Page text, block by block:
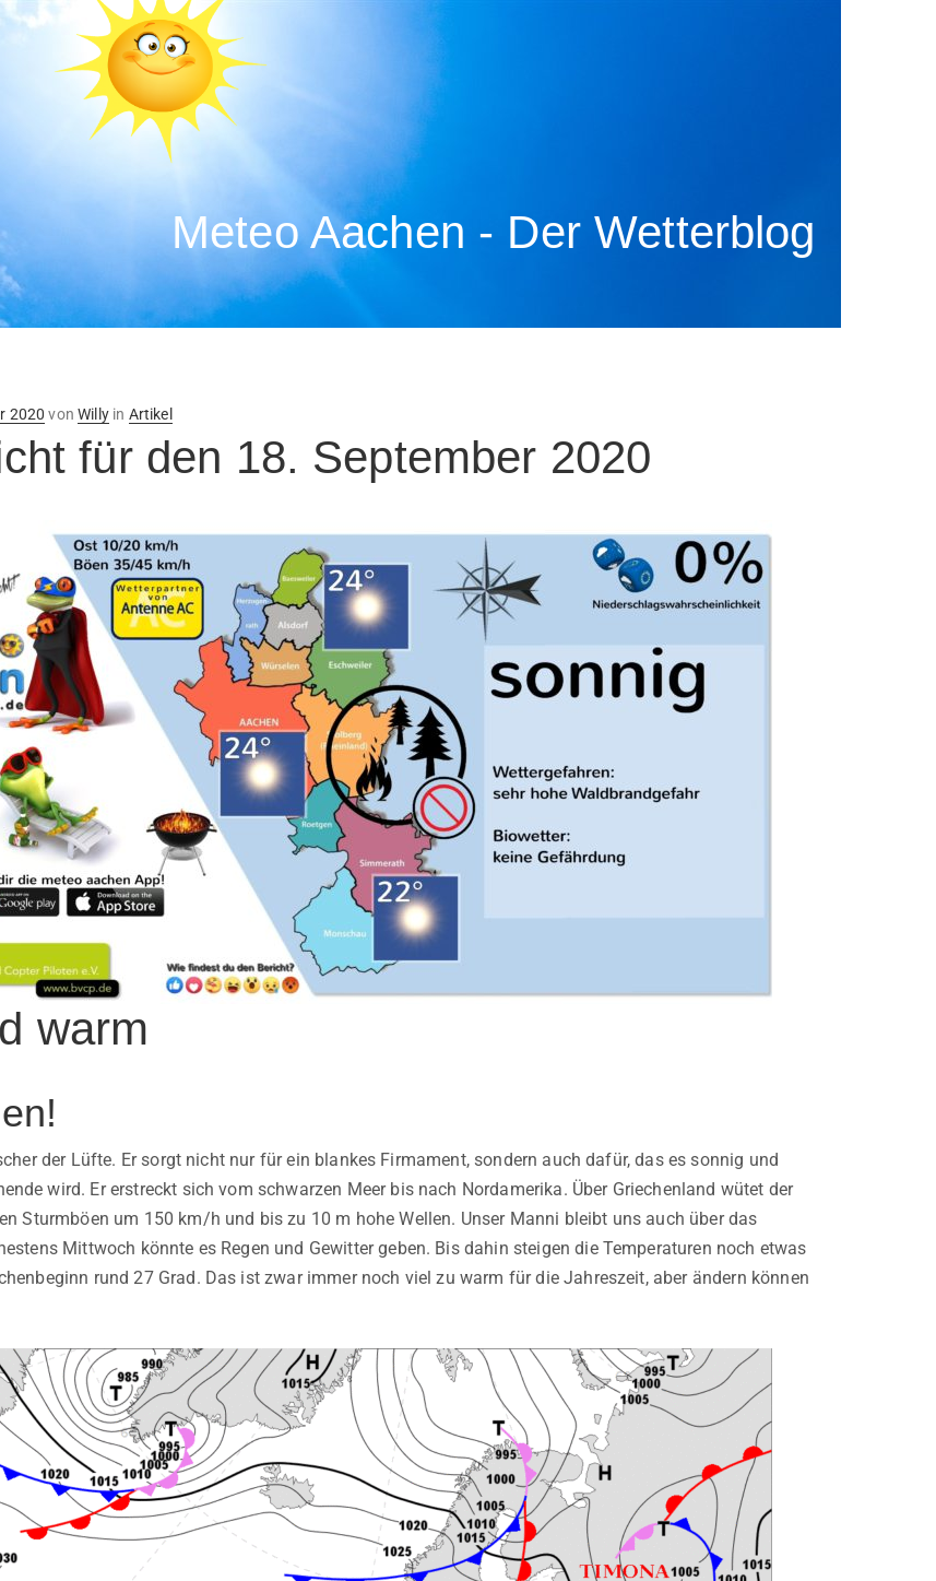
Meteo Aachen - Der Wetterblog
2020 vonWillyin Artikel
für den 18. September 2020
warm
der Lüfte. Er sorgt nicht nur für ein blankes Firmament, sondern auch dafür, das es sonnig und
wird. Er erstreckt sich vom schwarzen Meer bis nach Nordamerika. Über Griechenland wütet der
Sturmböen um 150 km/h und bis zu 10 m hohe Wellen. Unser Manni bleibt uns auch über das
Mittwoch könnte es Regen und Gewitter geben. Bis dahin steigen die Temperaturen noch etwas
rund 27 Grad. Das ist zwar immer noch viel zu warm für die Jahreszeit, aber ändern können